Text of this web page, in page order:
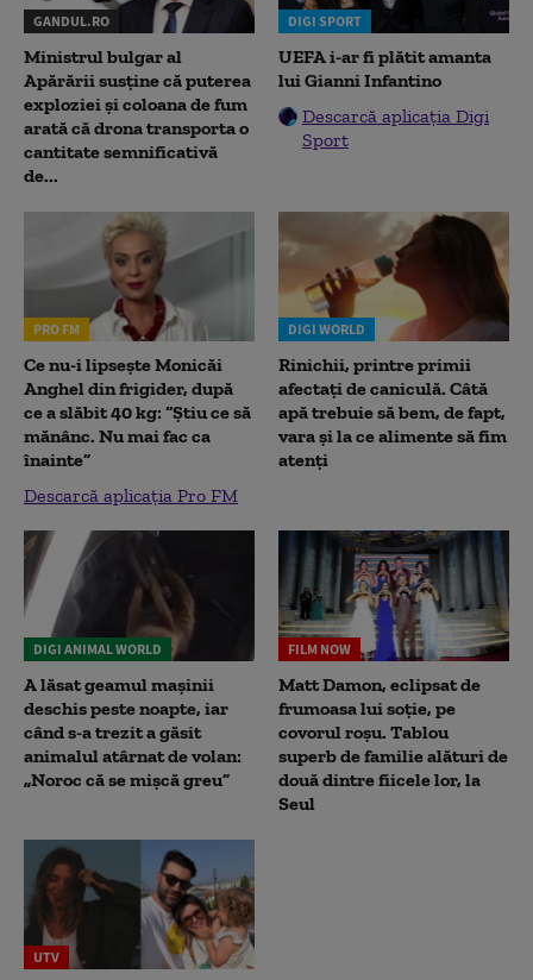
GANDUL.RO
Ministrul bulgar al
Apărării susține că puterea
exploziei și coloana de fum
arată că drona transporta o
cantitate semnificativă
de...
DIGI SPORT
UEFA i-ar fi plătit amanta
lui Gianni Infantino
Descarcă aplicația Digi
Sport
PRO FM
Ce nu-i lipsește Monicăi
Anghel din frigider, după
ce a slăbit 40 kg: “Știu ce să
mănânc. Nu mai fac ca
înainte”
Descarcă aplicația Pro FM
DIGI WORLD
Rinichii, printre primii
afectați de caniculă. Câtă
apă trebuie să bem, de fapt,
vara și la ce alimente să fim
atenți
DIGI ANIMAL WORLD
A lăsat geamul mașinii
deschis peste noapte, iar
când s-a trezit a găsit
animalul atârnat de volan:
„Noroc că se mișcă greu”
FILM NOW
Matt Damon, eclipsat de
frumoasa lui soție, pe
covorul roșu. Tablou
superb de familie alături de
două dintre fiicele lor, la
Seul
UTV